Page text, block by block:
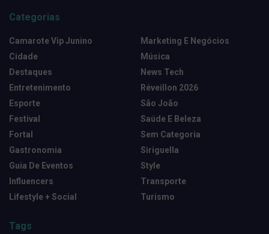
Categorias
Camarote Vip Junino
Cidade
Destaques
Entretenimento
Esporte
Festival
Fortal
Gastronomia
Guia De Eventos
Influencers
Lifestyle + Social
Marketing E Negócios
Música
News Tech
Réveillon 2026
São João
Saúde E Beleza
Sem Categoria
Siriguella
Style
Transporte
Turismo
Tags